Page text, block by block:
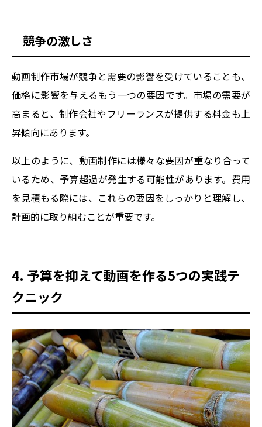
競争の激しさ
動画制作市場が競争と需要の影響を受けていることも、
価格に影響を与えるもう一つの要因です。市場の需要が
高まると、制作会社やフリーランスが提供する料金も上
昇傾向にあります。
以上のように、動画制作には様々な要因が重なり合って
いるため、予算超過が発生する可能性があります。費用
を見積もる際には、これらの要因をしっかりと理解し、
計画的に取り組むことが重要です。
4. 予算を抑えて動画を作る5つの実践テ
クニック